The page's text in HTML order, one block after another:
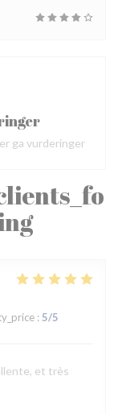
: 5/5
et très
ga vurderinger